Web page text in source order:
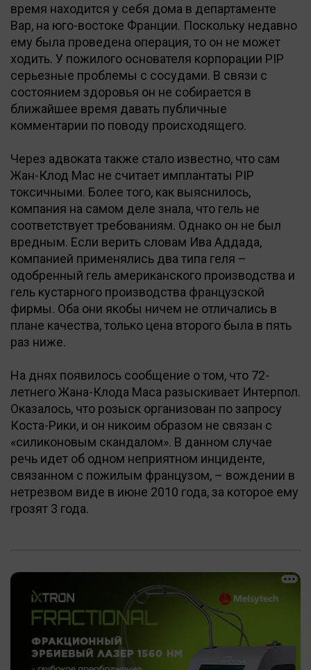
время находится у себя дома в департаменте
Вар, на юго-востоке Франции. Поскольку недавно
ему была проведена операция, то он не может
ходить. У пожилого основателя корпорации PIP
серьезные проблемы с сосудами. В связи с
состоянием здоровья он не собирается в
ближайшее время давать публичные
комментарии по поводу происходящего.
Через адвоката также стало известно, что сам
Жан-Клод Мас не считает имплантаты PIP
токсичными. Более того, как выяснилось,
компания на самом деле знала, что гель не
соответствует требованиям. Однако он не был
вредным. Если верить словам Ива Аддада,
компанией применялись два типа геля –
одобренный гель американского производства и
гель кустарного производства французской
фирмы. Оба они якобы ничем не отличались в
плане качества, только цена второго была в пять
раз ниже.
На днях появилось сообщение о том, что 72-
летнего Жана-Клода Маса разыскивает Интерпол.
Оказалось, что розыск организован по запросу
Коста-Рики, и он никоим образом не связан с
«силиконовым скандалом». В данном случае
речь идет об одном неприятном инциденте,
связанном с пожилым французом, – вождении в
нетрезвом виде в июне 2010 года, за которое ему
грозят 3 года.